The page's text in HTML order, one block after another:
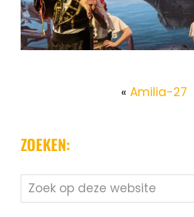
« Amilia-27
ZOEKEN:
Zoek
op